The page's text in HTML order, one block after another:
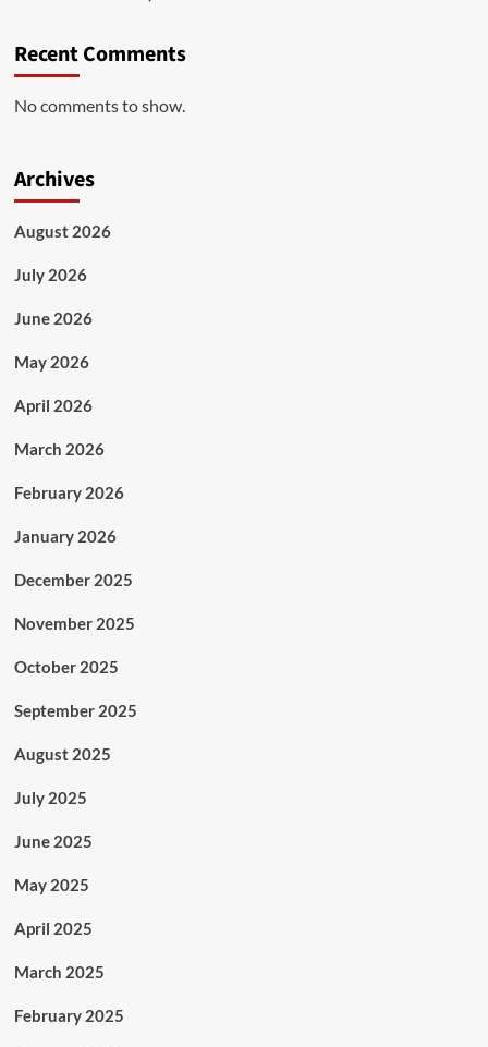
Recent Comments
No comments to show.
Archives
August 2026
July 2026
June 2026
May 2026
April 2026
March 2026
February 2026
January 2026
December 2025
November 2025
October 2025
September 2025
August 2025
July 2025
June 2025
May 2025
April 2025
March 2025
February 2025